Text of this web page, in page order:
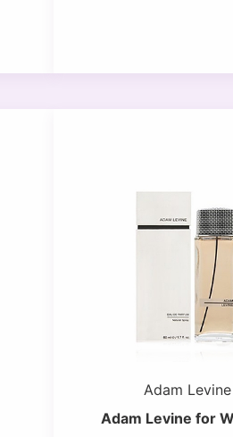
Adam Levine
Adam Levine for